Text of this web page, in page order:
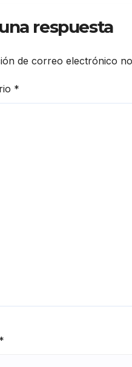
respuesta
de correo electrónico
*
*